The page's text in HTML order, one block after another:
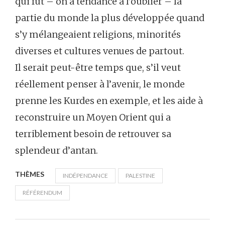
partie du monde la plus développée quand
s’y mélangeaient religions, minorités
diverses et cultures venues de partout.
Il serait peut-être temps que, s’il veut
réellement penser à l’avenir, le monde
prenne les Kurdes en exemple, et les aide à
reconstruire un Moyen Orient qui a
terriblement besoin de retrouver sa
splendeur d’antan.
THÈMES INDÉPENDANCE PALESTINE
RÉFÉRENDUM